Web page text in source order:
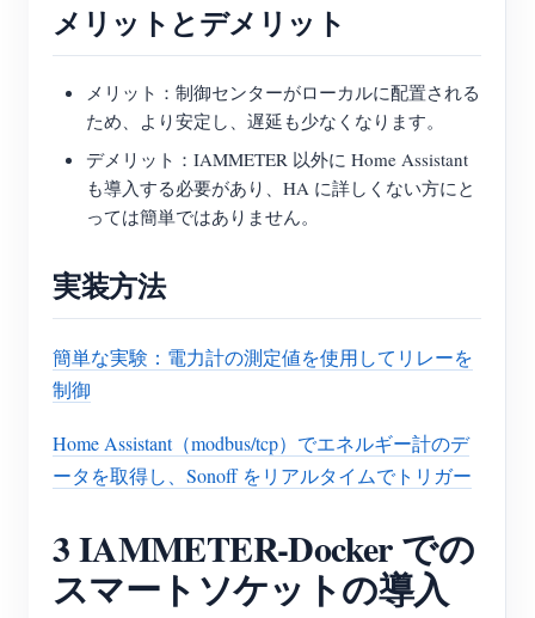
メリットとデメリット
メリット：制御センターがローカルに配置される
ため、より安定し、遅延も少なくなります。
デメリット：IAMMETER 以外に Home Assistant
も導入する必要があり、HA に詳しくない方にと
っては簡単ではありません。
実装方法
簡単な実験：電力計の測定値を使用してリレーを
制御
Home Assistant（modbus/tcp）でエネルギー計のデ
ータを取得し、Sonoff をリアルタイムでトリガー
3 IAMMETER-Docker での
スマートソケットの導入